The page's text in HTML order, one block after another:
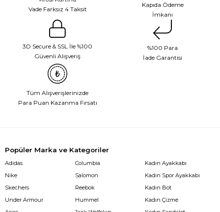
Vade Farksız 4 Taksit
Kapıda Ödeme
İmkanı
3D Secure & SSL İle %100
Güvenli Alışveriş
%100 Para
İade Garantisi
Tüm Alışverişlerinizde
Para Puan Kazanma Fırsatı
Popüler Marka ve Kategoriler
Adidas
Nike
Skechers
Under Armour
Columbia
Salomon
Reebok
Hummel
Kadın Ayakkabı
Kadın Spor Ayakkabı
Kadın Bot
Kadın Çizme